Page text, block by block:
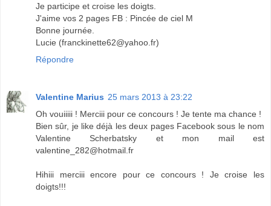
Je participe et croise les doigts.
J'aime vos 2 pages FB : Pincée de ciel M
Bonne journée.
Lucie (franckinette62@yahoo.fr)
Répondre
Valentine Marius 25 mars 2013 à 23:22
Oh vouiiiii ! Merciii pour ce concours ! Je tente ma chance !
Bien sûr, je like déjà les deux pages Facebook sous le nom
Valentine Scherbatsky et mon mail est
valentine_282@hotmail.fr
Hihiii merciii encore pour ce concours ! Je croise les
doigts!!!